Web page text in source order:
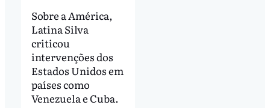
Sobre a América,
Latina Silva
criticou
intervenções dos
Estados Unidos em
países como
Venezuela e Cuba.